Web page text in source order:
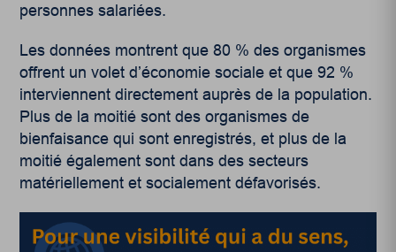
personnes salariées.
Les données montrent que 80 % des organismes
offrent un volet d’économie sociale et que 92 %
interviennent directement auprès de la population.
Plus de la moitié sont des organismes de
bienfaisance qui sont enregistrés, et plus de la
moitié également sont dans des secteurs
matériellement et socialement défavorisés.